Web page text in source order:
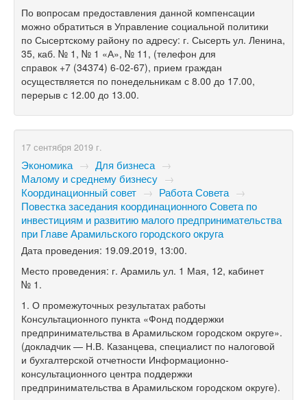
По вопросам предоставления данной компенсации
можно обратиться в Управление социальной политики
по Сысертскому району по адресу: г. Сысерть ул. Ленина,
35, каб. № 1, № 1 «А», № 11, (телефон для
справок +7 (34374) 6-02-67), прием граждан
осуществляется по понедельникам с 8.00 до 17.00,
перерыв с 12.00 до 13.00.
17 сентября 2019 г.
Экономика → Для бизнеса →
Малому и среднему бизнесу →
Координационный совет → Работа Совета →
Повестка заседания координационного Совета по
инвестициям и развитию малого предпринимательства
при Главе Арамильского городского округа
Дата проведения: 19.09.2019, 13:00.
Место проведения: г. Арамиль ул. 1 Мая, 12, кабинет
№ 1.
1. О промежуточных результатах работы
Консультационного пункта «Фонд поддержки
предпринимательства в Арамильском городском округе».
(докладчик — Н.В. Казанцева, специалист по налоговой
и бухгалтерской отчетности Информационно-
консультационного центра поддержки
предпринимательства в Арамильском городском округе).